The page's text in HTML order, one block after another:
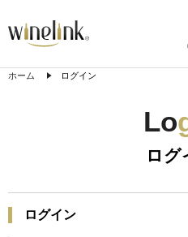
ホーム ログイン
Lo
ログ
ログイン